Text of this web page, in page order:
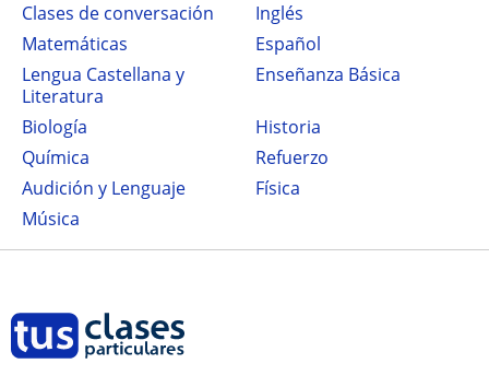
Clases de conversación
Inglés
Matemáticas
Español
Lengua Castellana y
Literatura
Enseñanza Básica
Biología
Historia
Química
Refuerzo
Audición y Lenguaje
Física
Música